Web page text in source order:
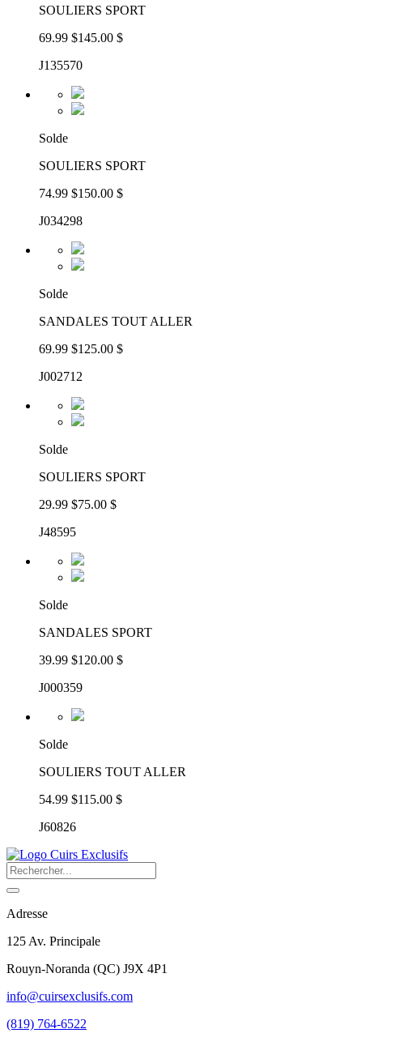
SOULIERS SPORT
69.99 $145.00 $
J135570
Solde
SOULIERS SPORT
74.99 $150.00 $
J034298
Solde
SANDALES TOUT ALLER
69.99 $125.00 $
J002712
Solde
SOULIERS SPORT
29.99 $75.00 $
J48595
Solde
SANDALES SPORT
39.99 $120.00 $
J000359
Solde
SOULIERS TOUT ALLER
54.99 $115.00 $
J60826
Adresse
125 Av. Principale
Rouyn-Noranda (QC) J9X 4P1
info@cuirsexclusifs.com
(819) 764-6522